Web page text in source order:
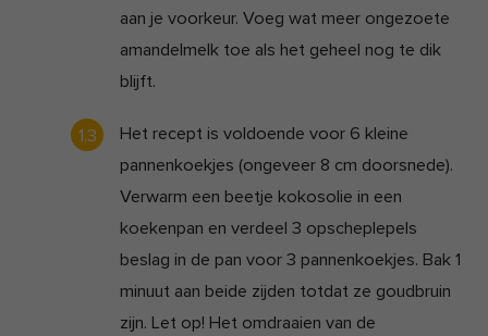
aan je voorkeur. Voeg wat meer ongezoete
amandelmelk toe als het geheel nog te dik
blijft.
Het recept is voldoende voor 6 kleine
pannenkoekjes (ongeveer 8 cm doorsnede).
Verwarm een beetje kokosolie in een
koekenpan en verdeel 3 opscheplepels
beslag in de pan voor 3 pannenkoekjes. Bak 1
minuut aan beide zijden totdat ze goudbruin
zijn. Let op! Het omdraaien van de